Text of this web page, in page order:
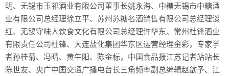
明、无锡市玉祁酒业有限公司董事长姚永海、中糖无锡市中糖酒
业有限公司总经理徐立平、苏州苏糖名酒销售有限公司总经理谈
红、无锡守味人饮食文化有限公司总经理许华东、常州杜锋酒业
有限责任公司杜锋、大连盐化集团华东区运营经理金彩，专家学
者孙桂菊、冯晴、黄午阳、陈金标，中国食品报江苏记者站站长
陈世友、央广中国交通广播电台长三角频率副总编辑赵歆予、江